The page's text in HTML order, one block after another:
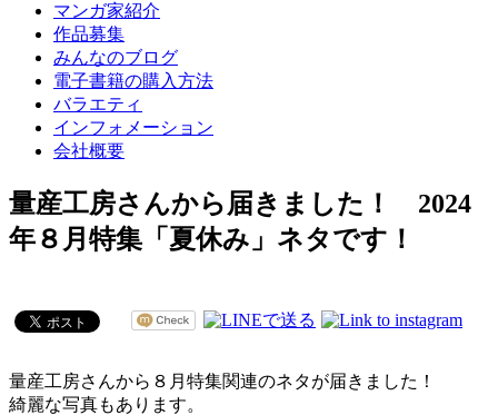
マンガ家紹介
作品募集
みんなのブログ
電子書籍の購入方法
バラエティ
インフォメーション
会社概要
量産工房さんから届きました！ 2024
年８月特集「夏休み」ネタです！
量産工房さんから８月特集関連のネタが届きました！
綺麗な写真もあります。